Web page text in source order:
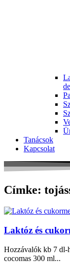
Tanácsok
Kapcsolat
Címke:
Laktóz és
Hozzávalók kb 7 dl-
cocomas 300 ml...